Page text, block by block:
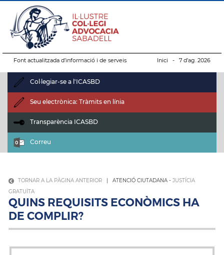
Font actualitzada d’informació i de serveis Inici - 7 d’ag. 2026
Col·legiar-se a l'ICASBD
Seu electrònica: Tràmits en línia
Transparència ICASBD
Correu
TORNAR A LA PÀGINA ANTERIOR | ATENCIÓ CIUTADANA - JUSTÍCIA
GRATUÏTA
QUINS REQUISITS ECONÒMICS HA
DE COMPLIR?